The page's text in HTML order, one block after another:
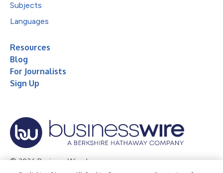
Subjects
Languages
Resources
Blog
For Journalists
Sign Up
© 2026 Business Wire, Inc.